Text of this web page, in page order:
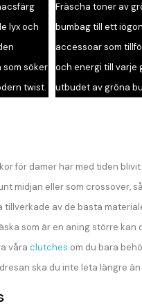
lyx och
söker
twist.
Fräscha toner av
bumbag till ett
accessoar som
och energi till varje
utbudet av gröna
för damer har med tiden
midjan eller som crossover,
av de bästa
som är en aning större kan
våra clutches om du bara
ska du inte leta längre